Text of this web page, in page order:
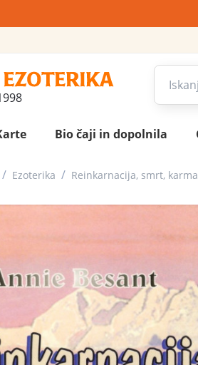
Bio čaji in dopolnila
/ Ezoterika / Reinkarnacija, smrt, karma